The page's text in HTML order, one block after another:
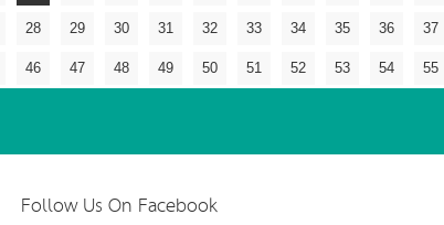
28 29 30 31 32 33 34 35 36 37
46 47 48 49 50 51 52 53 54 55
Follow Us On Facebook